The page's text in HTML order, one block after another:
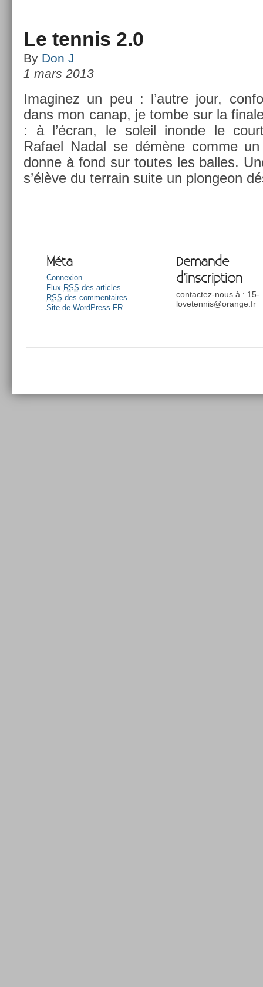
Le tennis 2.0
By Don J
1 mars 2013
Im­aginez un peu : l’autre jour,
dans mon canap, je tombe sur la
: à l’écran, le sol­eil in­on­de le
Rafael Nadal se démène comme
donne à fond sur toutes les bal­les.
s’élève du ter­rain suite un plon­geon
Méta
Connexion
Flux RSS des articles
RSS des commentaires
Site de WordPress-FR
Demande
d’inscription
contactez-nous à : 15-
lovetennis@orange.fr